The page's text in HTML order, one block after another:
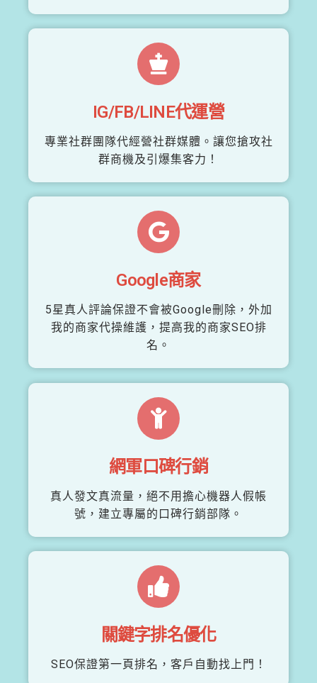
IG/FB/LINE代運營
專業社群團隊代經營社群媒體。讓您搶攻社
群商機及引爆集客力！
Google商家
5星真人評論保證不會被Google刪除，外加
我的商家代操維護，提高我的商家SEO排
名。
網軍口碑行銷
真人發文真流量，絕不用擔心機器人假帳
號，建立專屬的口碑行銷部隊。
關鍵字排名優化
SEO保證第一頁排名，客戶自動找上門！